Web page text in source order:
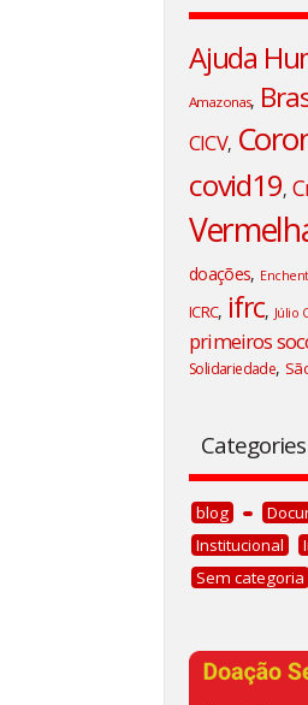
Ajuda
Amazonas,
CICV,
covid19,
doações,
ICRC, ifrc, Júlio
primeiros
Solidariedade,
Categories
blog
Institucional
Sem categoria